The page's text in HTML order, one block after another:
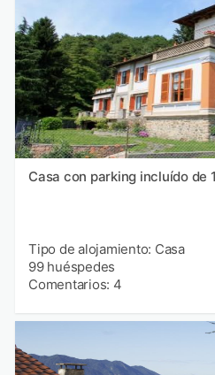
Casa con parking incluído de
Tipo de alojamiento: Casa
99 huéspedes
Comentarios: 4